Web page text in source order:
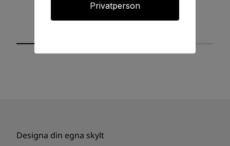
Designa din egna skylt
Privatperson